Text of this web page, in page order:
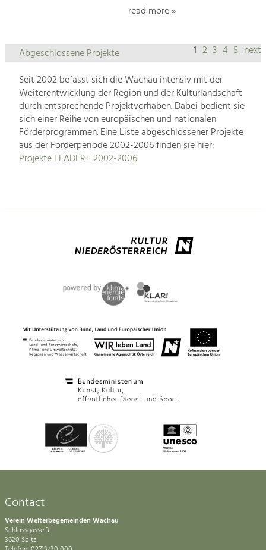
read more »
1 2 3 4 5 next
Abgeschlossene Projekte
Seit 2002 befasst sich die Wachau intensiv mit der
Weiterentwicklung der Region und der Kulturlandschaft
durch entsprechende Projektvorhaben. Dabei bedient sie
sich einer Reihe von europäischen und nationalen
Förderprogrammen. Eine Liste abgeschlossener Projekte
aus der Förderperiode 2002-2006 finden sie hier:
Projekte LEADER+ 2002-2006
Contact
Verein Welterbegemeinden Wachau
Schlossgasse 3
3620 Spitz